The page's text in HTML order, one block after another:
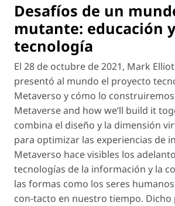
Desafíos de un
mutante: educación y
tecnología
El 28 de octubre de 2021, Mark
presentó al mundo el proyecto
Metaverso y cómo lo
Metaverse and how we’ll build it
combina el diseño y la dimensión
para optimizar las experiencias de
Metaverso hace visibles los
tecnologías de la información y la
las formas como los seres
con-tacto en nuestro tiempo.